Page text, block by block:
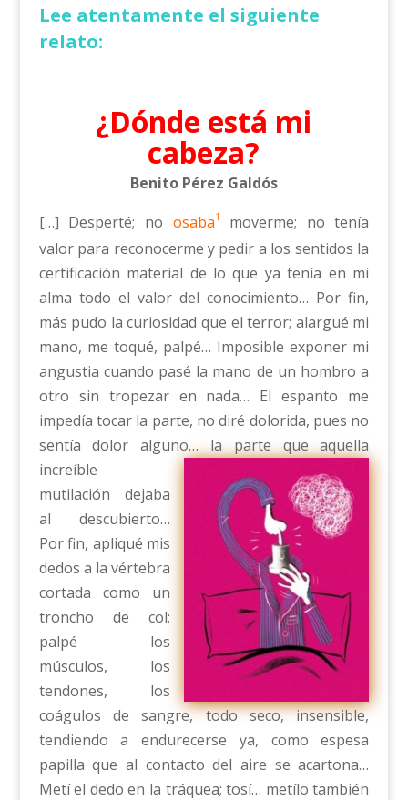
Lee atentamente el siguiente
relato:
¿Dónde está mi
cabeza?
Benito Pérez Galdós
[…] Desperté; no osaba1
moverme; no tenía
valor para reconocerme y pedir a los sentidos la
certificación material de lo que ya tenía en mi
alma todo el valor del conocimiento… Por fin,
más pudo la curiosidad que el terror; alargué mi
mano, me toqué, palpé… Imposible exponer mi
angustia cuando pasé la mano de un hombro a
otro sin tropezar en nada… El espanto me
impedía tocar la parte, no diré dolorida, pues no
sentía dolor alguno…la parte que aquella
increíble
mutilación dejaba
al descubierto…
Por fin, apliqué mis
dedos a la vértebra
cortada como un
troncho de col;
palpé los
músculos, los
tendones, los
coágulos de sangre, todo seco, insensible,
tendiendo a endurecerse ya, como espesa
papilla que al contacto del aire se acartona…
Metí el dedo en la tráquea; tosí… metílo también